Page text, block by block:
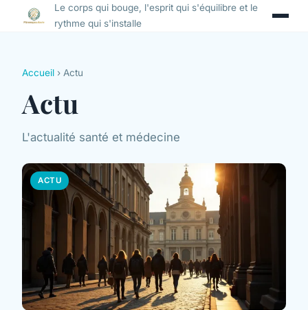
Le corps qui bouge, l'esprit qui s'équilibre et le
rythme qui s'installe
Accueil › Actu
Actu
L'actualité santé et médecine
ACTU